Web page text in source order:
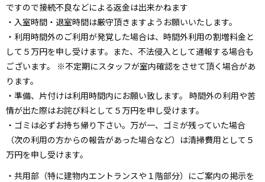
ですので接続不良などによる返金は出来かねます
・入室時間・退室時間は厳守頂きますようお願いいたします。
・利用時間外のご利用が発覚した場合は、時間外利用の割増料金と
して５万円を申し受けます。また、不法侵入として通報する場合も
ございます。 ※不定期にスタッフが室内確認をさせて頂く場合があ
ります。
・準備、片付けは利用時間内にお願い致します。 時間外の利用や苦
情が出た際はお詫び料として５万円を申し受けます。
・ゴミは必ずお持ち帰り下さい。万が一、ゴミが残っていた場合
（次の利用の方からの報告があった場合など）は清掃費用として５
万円を申し受けます。
・共用部（特に建物内エントランスや１階部分）にご案内の掲示を